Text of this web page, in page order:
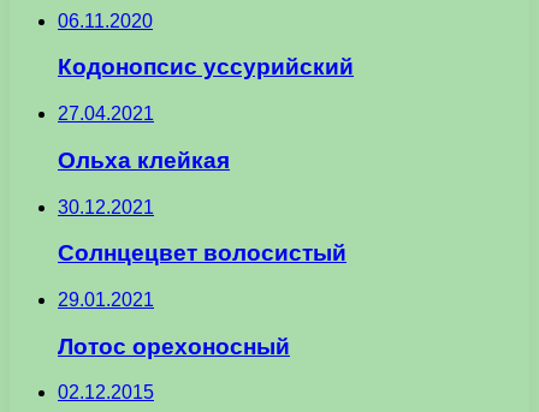
06.11.2020
Кодонопсис уссурийский
27.04.2021
Ольха клейкая
30.12.2021
Солнцецвет волосистый
29.01.2021
Лотос орехоносный
02.12.2015